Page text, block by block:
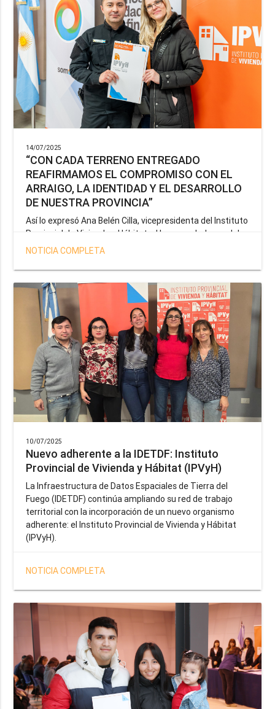
14/07/2025
“CON CADA TERRENO ENTREGADO
REAFIRMAMOS EL COMPROMISO CON EL
ARRAIGO, LA IDENTIDAD Y EL DESARROLLO
DE NUESTRA PROVINCIA”
Así lo expresó Ana Belén Cilla, vicepresidenta del Instituto
Provincial de Vivienda y Hábitat, al hacer un balance del
trabajo del organismo en el marco de la operatoria
salud y seguridad impulsada por el gobernador Gustavo
Melella.
NOTICIA COMPLETA
10/07/2025
Nuevo adherente a la IDETDF: Instituto
Provincial de Vivienda y Hábitat (IPVyH)
La Infraestructura de Datos Espaciales de Tierra del
Fuego (IDETDF) continúa ampliando su red de trabajo
territorial con la incorporación de un nuevo organismo
adherente: el Instituto Provincial de Vivienda y Hábitat
(IPVyH).
NOTICIA COMPLETA